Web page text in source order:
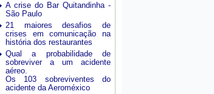
A crise do Bar Quitandinha -
São Paulo
21 maiores desafios de
crises em comunicação na
história dos restaurantes
Qual a probabilidade de
sobreviver a um acidente
aéreo.
Os 103 sobreviventes do
acidente da Aeroméxico